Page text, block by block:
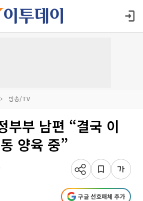
방송/TV
부부 남편 “결국 이
양육 중”
구글 선호매체 추가